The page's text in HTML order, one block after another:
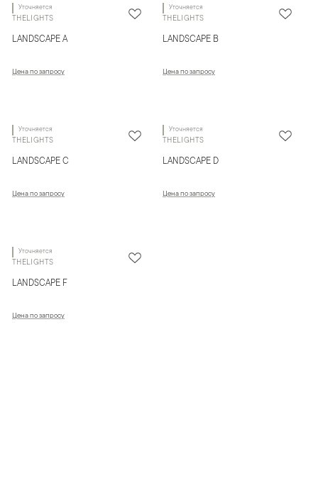
Уточняется
THELIGHTS
LANDSCAPE A
Цена по запросу
Уточняется
THELIGHTS
LANDSCAPE B
Цена по запросу
Уточняется
THELIGHTS
LANDSCAPE C
Цена по запросу
Уточняется
THELIGHTS
LANDSCAPE D
Цена по запросу
Уточняется
THELIGHTS
LANDSCAPE F
Цена по запросу